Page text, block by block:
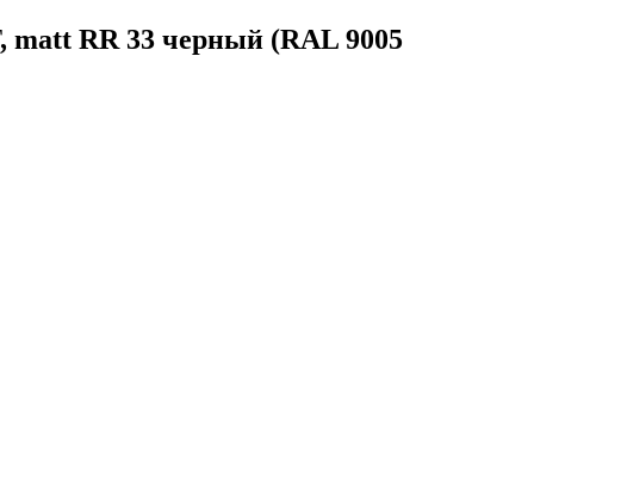
matt RR 33 черный (RAL 9005